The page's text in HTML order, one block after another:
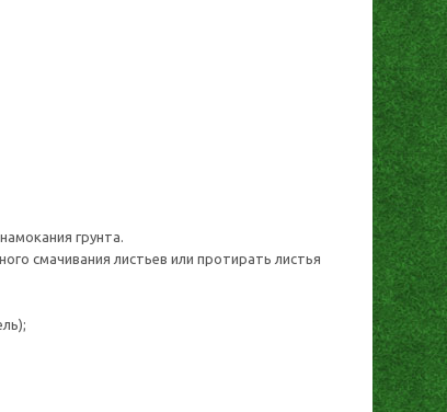
грунта.
смачивания листьев или протирать листья